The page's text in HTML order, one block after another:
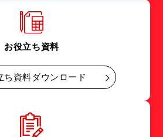
お役立ち資料
ち資料ダウンロード